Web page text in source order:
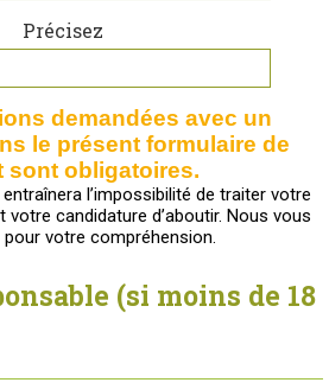
Précisez
demandées avec un
le présent formulaire de
sont obligatoires.
l’impossibilité de traiter votre
candidature d’aboutir. Nous vous
votre compréhension.
(si moins de 18